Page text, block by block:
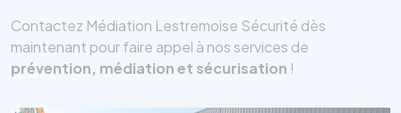
Contactez Médiation Lestremoise Sécurité dès
maintenant pour faire appel à nos services de
prévention, médiation et sécurisation !